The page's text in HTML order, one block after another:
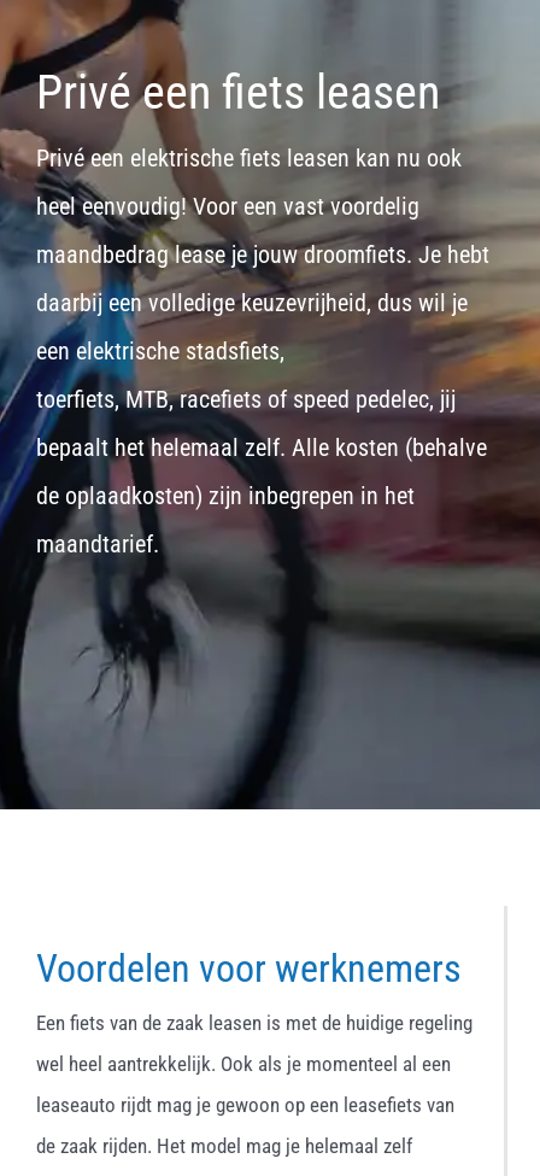
Privé een fiets leasen
Privé een elektrische fiets leasen kan nu ook
heel eenvoudig! Voor een vast voordelig
maandbedrag lease je jouw droomfiets. Je hebt
daarbij een volledige keuzevrijheid, dus wil je
eenelektrische stadsfiets,
toerfiets,MTB,racefietsof speed pedelec, jij
bepaalt het helemaal zelf. Alle kosten (behalve
de oplaadkosten) zijn inbegrepen in het
maandtarief.
Voordelen voor werknemers
Een fiets van de zaak leasen is met de huidige regeling
wel heel aantrekkelijk. Ook als je momenteel al een
leaseauto rijdt mag je gewoon op een leasefiets van
de zaak rijden. Het model mag je helemaal zelf